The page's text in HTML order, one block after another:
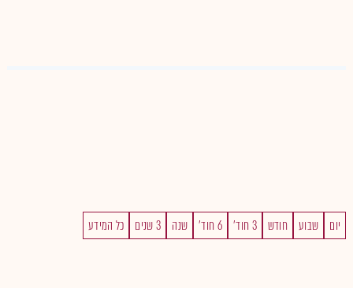
יום שבוע חודש 3 חוד' 6 חוד' שנה 3 שנים כל המידע